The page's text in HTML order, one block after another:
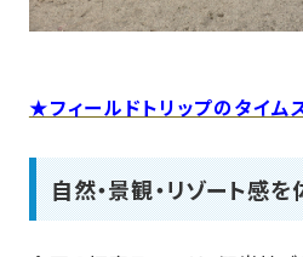
★フィールドトリップのタイム
自然・景観・リゾート感